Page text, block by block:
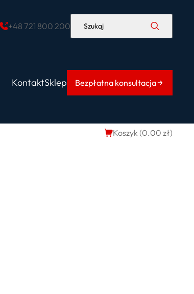
+48 721 800 200 Szukaj
KontaktSklep Bezpłatna konsultacja
Koszyk (0.00 zł)